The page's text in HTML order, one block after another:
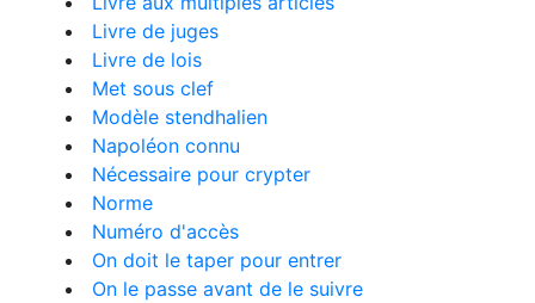
Livre de juges
Livre de lois
Met sous clef
Modèle stendhalien
Napoléon connu
Nécessaire pour crypter
Norme
Numéro d'accès
On doit le taper pour entrer
On le passe avant de le suivre